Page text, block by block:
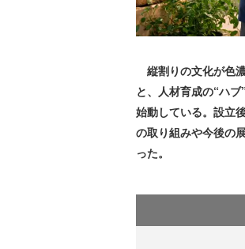
縦割りの文化が色
と、人材育成の“ハ
始動している。設立
の取り組みや今後の
った。